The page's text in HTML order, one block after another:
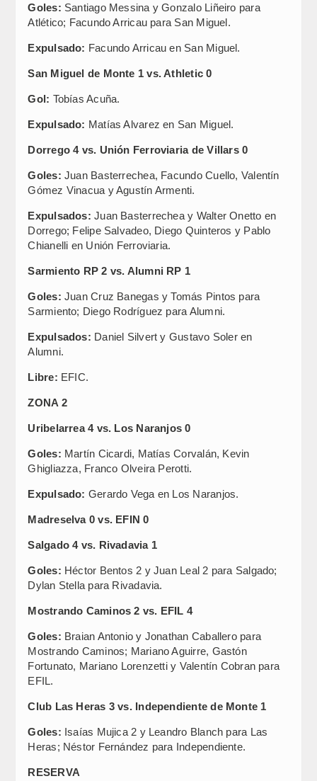
Goles: Santiago Messina y Gonzalo Liñeiro para
Atlético; Facundo Arricau para San Miguel.
Expulsado: Facundo Arricau en San Miguel.
San Miguel de Monte 1 vs. Athletic 0
Gol: Tobías Acuña.
Expulsado: Matías Alvarez en San Miguel.
Dorrego 4 vs. Unión Ferroviaria de Villars 0
Goles: Juan Basterrechea, Facundo Cuello, Valentín
Gómez Vinacua y Agustín Armenti.
Expulsados:Juan Basterrechea y Walter Onetto en
Dorrego; Felipe Salvadeo, Diego Quinteros y Pablo
Chianelli en Unión Ferroviaria.
Sarmiento RP 2 vs. Alumni RP 1
Goles: Juan Cruz Banegas y Tomás Pintos para
Sarmiento; Diego Rodríguez para Alumni.
Expulsados: Daniel Silvert y Gustavo Soler en
Alumni.
Libre: EFIC.
ZONA 2
Uribelarrea 4 vs. Los Naranjos 0
Goles: Martín Cicardi, Matías Corvalán, Kevin
Ghigliazza, Franco Olveira Perotti.
Expulsado: Gerardo Vega en Los Naranjos.
Madreselva 0 vs. EFIN 0
Salgado 4 vs. Rivadavia 1
Goles: Héctor Bentos 2 y Juan Leal 2 para Salgado;
Dylan Stella para Rivadavia.
Mostrando Caminos 2 vs. EFIL 4
Goles: Braian Antonio y Jonathan Caballero para
Mostrando Caminos; Mariano Aguirre, Gastón
Fortunato, Mariano Lorenzetti y Valentín Cobran para
EFIL.
Club Las Heras 3 vs. Independiente de Monte 1
Goles: Isaías Mujica 2 y Leandro Blanch para Las
Heras; Néstor Fernández para Independiente.
RESERVA